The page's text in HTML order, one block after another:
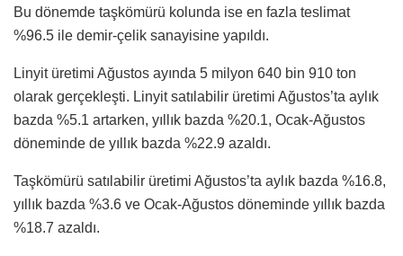
Bu dönemde taşkömürü kolunda ise en fazla teslimat
%96.5 ile demir-çelik sanayisine yapıldı.
Linyit üretimi Ağustos ayında 5 milyon 640 bin 910 ton
olarak gerçekleşti. Linyit satılabilir üretimi Ağustos’ta aylık
bazda %5.1 artarken, yıllık bazda %20.1, Ocak-Ağustos
döneminde de yıllık bazda %22.9 azaldı.
Taşkömürü satılabilir üretimi Ağustos’ta aylık bazda %16.8,
yıllık bazda %3.6 ve Ocak-Ağustos döneminde yıllık bazda
%18.7 azaldı.